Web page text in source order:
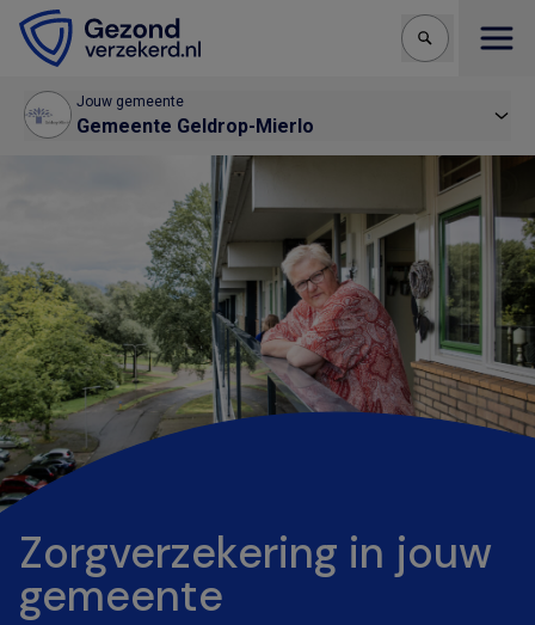
Jouw gemeente
Gemeente Geldrop-Mierlo
Zorgverzekering in jouw
gemeente